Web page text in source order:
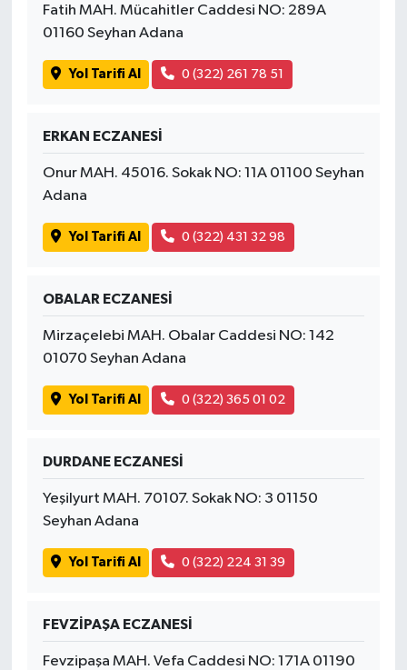
Fatih MAH. Mücahitler Caddesi NO: 289A
01160 Seyhan Adana
Yol Tarifi Al 0 (322) 261 78 51
ERKAN ECZANESİ
Onur MAH. 45016. Sokak NO: 11A 01100 Seyhan
Adana
Yol Tarifi Al 0 (322) 431 32 98
OBALAR ECZANESİ
Mirzaçelebi MAH. Obalar Caddesi NO: 142
01070 Seyhan Adana
Yol Tarifi Al 0 (322) 365 01 02
DURDANE ECZANESİ
Yeşilyurt MAH. 70107. Sokak NO: 3 01150
Seyhan Adana
Yol Tarifi Al 0 (322) 224 31 39
FEVZİPAŞA ECZANESİ
Fevzipaşa MAH. Vefa Caddesi NO: 171A 01190